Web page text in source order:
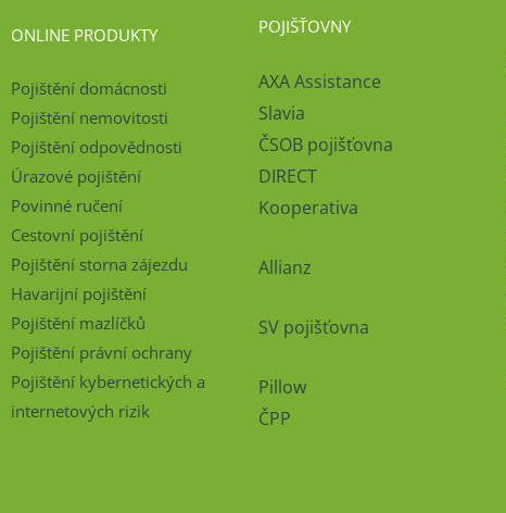
ONLINE PRODUKTY
Pojištění domácnosti
Pojištění nemovitosti
Pojištění odpovědnosti
Úrazové pojištění
Povinné ručení
Cestovní pojištění
Pojištění storna zájezdu
Havarijní pojištění
Pojištění mazlíčků
Pojištění právní ochrany
Pojištění kybernetických a
internetových rizik
POJIŠŤOVNY
AXA Assistance
Slavia
ČSOB pojišťovna
DIRECT
Kooperativa
Allianz
SV pojišťovna
Pillow
ČPP